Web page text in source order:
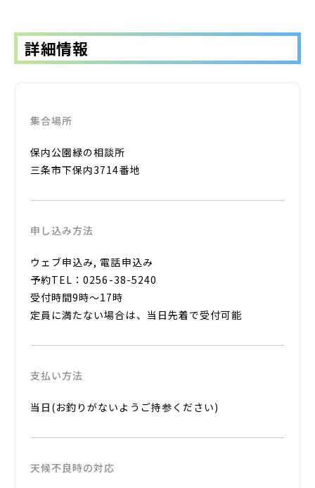
詳細情報
集合場所
保内公園緑の相談所
三条市下保内3714番地
申し込み方法
ウェブ申込み, 電話申込み
予約TEL：0256-38-5240
受付時間9時～17時
定員に満たない場合は、当日先着で受付可能
支払い方法
当日(お釣りがないようご持参ください)
天候不良時の対応